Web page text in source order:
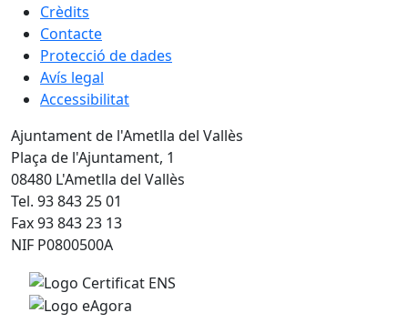
Crèdits
Contacte
Protecció de dades
Avís legal
Accessibilitat
Ajuntament de l'Ametlla del Vallès
Plaça de l'Ajuntament, 1
08480 L'Ametlla del Vallès
Tel. 93 843 25 01
Fax 93 843 23 13
NIF P0800500A